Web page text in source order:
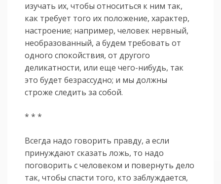
изучать их, чтобы относиться к ним так,
как требует того их положение, характер,
настроение; например, человек нервный,
необразованный, а будем требовать от
одного спокойствия, от другого
деликатности, или еще чего-нибудь, так
это будет безрассудно; и мы должны
строже следить за собой.
* * *
Всегда надо говорить правду, а если
принуждают сказать ложь, то надо
поговорить с человеком и повернуть дело
так, чтобы спасти того, кто заблуждается,